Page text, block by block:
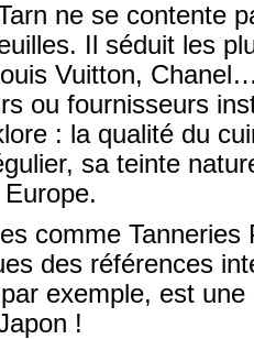
ne se contente
Il séduit les
Vuitton,
ou fournisseurs
: la qualité du
sa teinte
comme Tanneries
des références
exemple, est
!